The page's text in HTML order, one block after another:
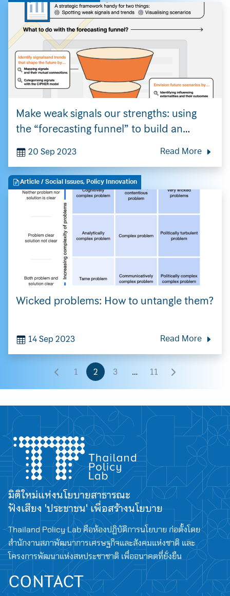
Make weak signals our strengths: using
the “forecasting funnel” to build an
adaptation strategy for the risky
unknown
20 Sep 2023 Read More
Article / Social Issues, Policy Innovation
Wicked problems: How to untangle them?
14 Sep 2023 Read More
1 2 3 … 11
มิติใหม่แห่งนโยบายสาธารณะ
ฟังเสียง 'ประชาชน' เพื่อสร้างนโยบาย
Thailand Policy Lab คือห้องปฏิบัติการนโยบาย ก่อตั้งโดย
สำนักงานสภาพัฒนาการเศรษฐกิจและสังคมแห่งชาติ และ
โครงการพัฒนาแห่งสหประชาชาติ เพื่ออนาคตที่ยั่งยืน
CONTACT